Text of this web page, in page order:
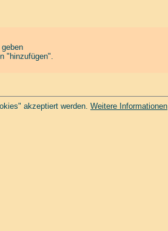
"hinzufügen".
akzeptiert werden. Weitere Informationen